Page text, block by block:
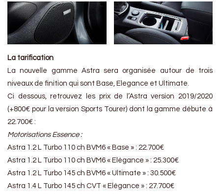
La tarification
La nouvelle gamme Astra sera organisée autour de trois
niveaux de finition qui sont Base, Elegance et Ultimate.
Ci dessous, retrouvez les prix de l’Astra version 2019/2020
(+800€ pour la version Sports Tourer) dont la gamme débute à
22.700€ :
Motorisations Essence :
Astra 1.2 L Turbo 110 ch BVM6 « Base » : 22.700€
Astra 1.2 L Turbo 110 ch BVM6 « Elégance » : 25.300€
Astra 1.2 L Turbo 145 ch BVM6 « Ultimate » : 30.500€
Astra 1.4 L Turbo 145 ch CVT « Elégance » : 27.700€